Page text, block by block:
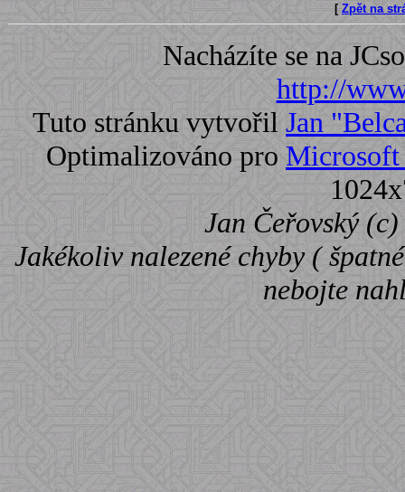
[ Zpět na
Nacházíte se na
http://
Tuto stránku vytvořil Jan
Optimalizováno pro
Jan Čeřovský
Jakékoliv nalezené chyby (
nebojte